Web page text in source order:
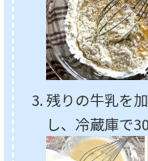
残りの牛乳を
し、冷蔵庫で